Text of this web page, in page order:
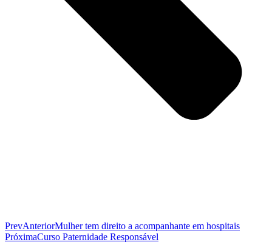
PrevAnteriorMulher tem direito a acompanhante em hospitais
PróximaCurso Paternidade Responsável